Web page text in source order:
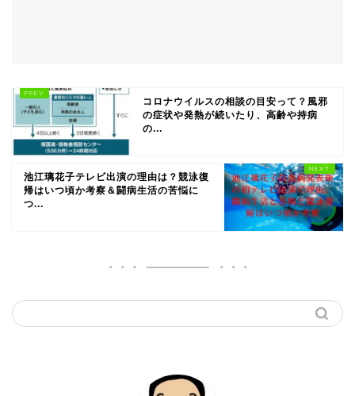
コロナウイルスの相談の目安って？風邪
の症状や発熱が続いたり、高齢や持病
の...
池江璃花子テレビ出演の理由は？競泳復
帰はいつ頃か考察＆闘病生活の苦悩に
つ...